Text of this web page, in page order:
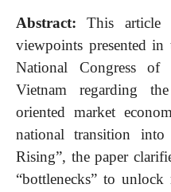
Abstract: This article
viewpoints presented
National Congress
Vietnam regarding
oriented market
national transition
Rising”, the paper
“bottlenecks” to unlock